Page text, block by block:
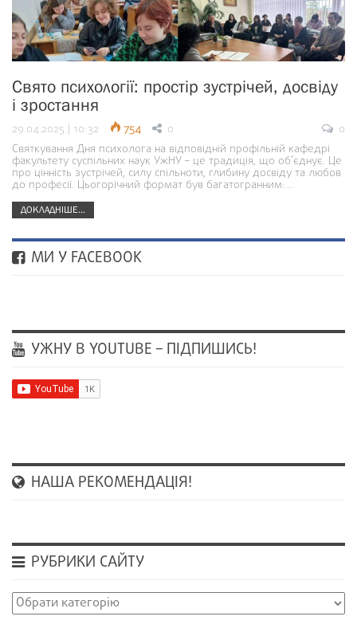
Свято психології: простір зустрічей, досвіду
і зростання
29.04.2025 | 10:32 754 0
0
Святкування Дня психолога на відповідній профільній кафедрі
факультету суспільних наук УжНУ – це традиція, що об’єднує. Це
про цінність зустрічей, силу спільноти, глибину досвіду та любов
до професії. Цьогорічний формат був багатогранним:…
ДОКЛАДНІШЕ...
МИ У FACEBOOK
УЖНУ В YOUTUBE – ПІДПИШИСЬ!
НАША РЕКОМЕНДАЦІЯ!
РУБРИКИ САЙТУ
Рубрики